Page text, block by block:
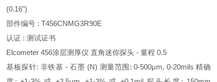
(0.16")
部件编号 : T456CNMG3R90E
认证 : 测试证书
Elcometer 456涂层测厚仪 直角迷你探头 - 量程 0.5
基板探针: 非铁基 - 石墨 (N) 测量范围: 0-500μm, 0-20mils 精确